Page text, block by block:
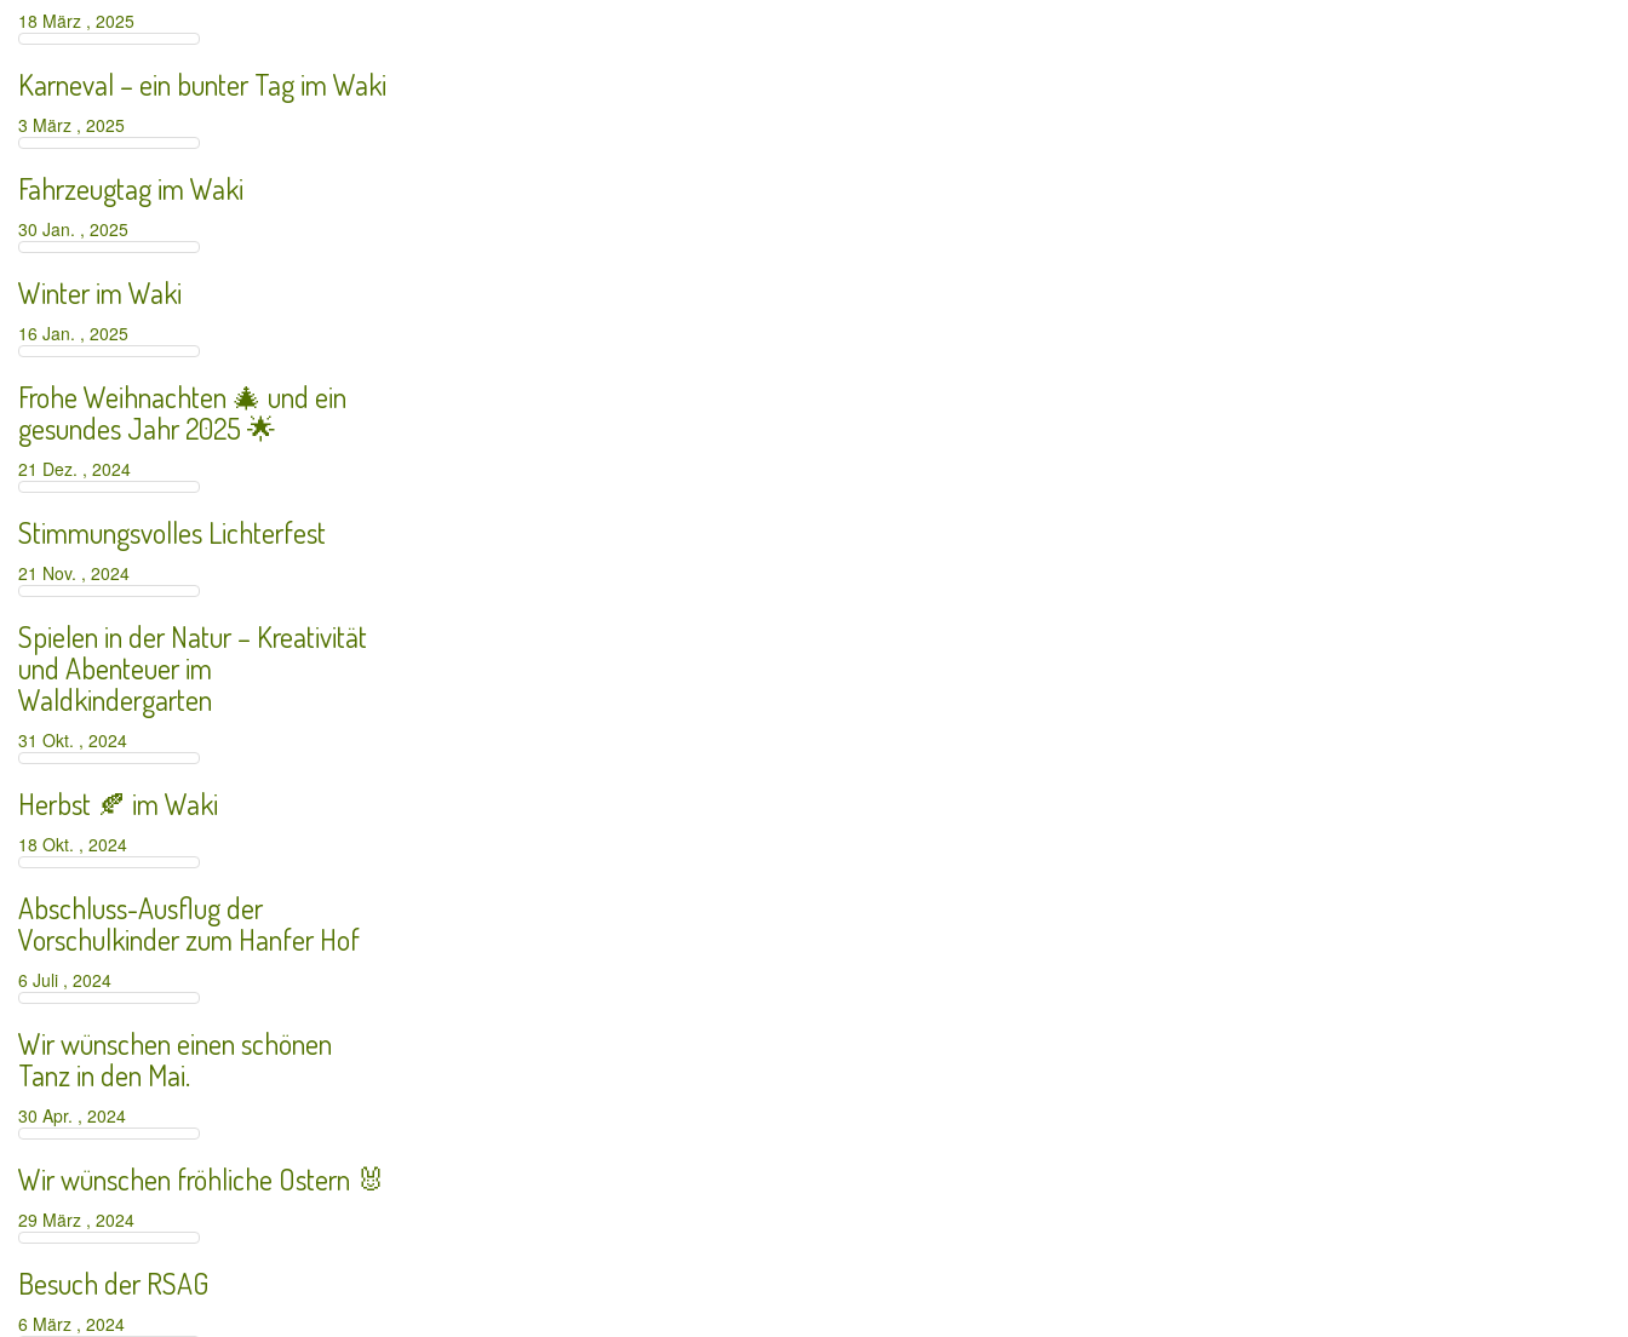
18 März , 2025
Karneval – ein bunter Tag im Waki
3 März , 2025
Fahrzeugtag im Waki
30 Jan. , 2025
Winter im Waki
16 Jan. , 2025
Frohe Weihnachten 🎄 und ein
gesundes Jahr 2025 🌟
21 Dez. , 2024
Stimmungsvolles Lichterfest
21 Nov. , 2024
Spielen in der Natur – Kreativität
und Abenteuer im
Waldkindergarten
31 Okt. , 2024
Herbst 🍂 im Waki
18 Okt. , 2024
Abschluss-Ausflug der
Vorschulkinder zum Hanfer Hof
6 Juli , 2024
Wir wünschen einen schönen
Tanz in den Mai.
30 Apr. , 2024
Wir wünschen fröhliche Ostern 🐰
29 März , 2024
Besuch der RSAG
6 März , 2024